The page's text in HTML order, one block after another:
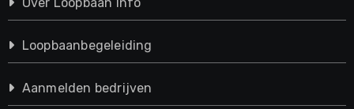
Loopbaanbegeleiding
Aanmelden bedrijven